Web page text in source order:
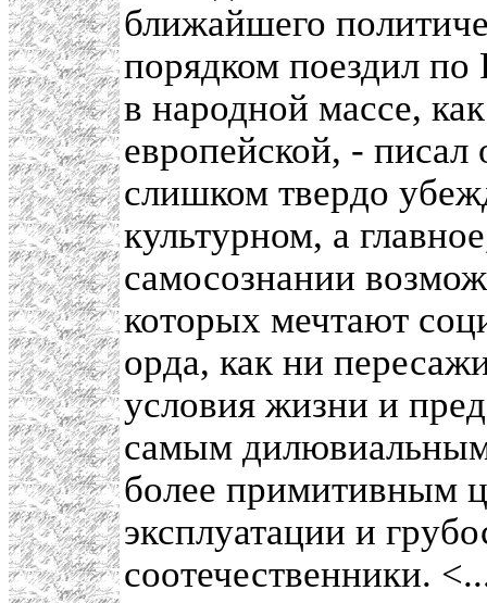
ближайшего
порядком поездил по
в народной массе,
европейской, -
слишком твердо
культурном, а
самосознании
которых мечтают
орда, как ни
условия жизни и
самым
более примитивным
эксплуатации и
соотечественники.